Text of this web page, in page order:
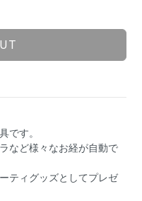
です。
など様々なお経が自動で
ティグッズとしてプレゼ